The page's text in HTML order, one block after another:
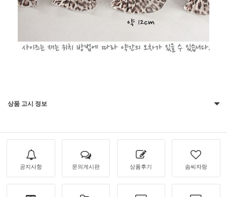
상품 고시 정보
공지사항 문의게시판 상품후기 솜씨자랑